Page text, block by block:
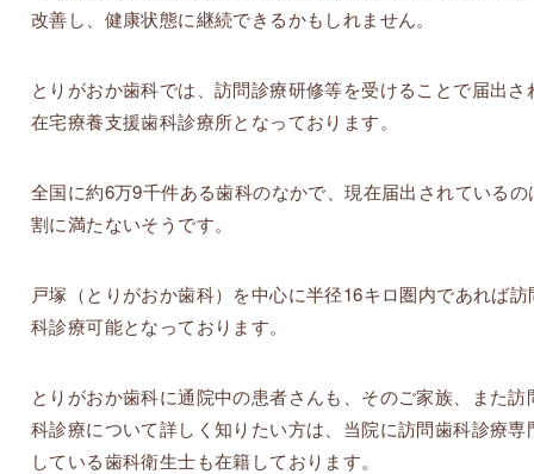
改善し、健康状態に継続できるかもしれません。
とりがおか歯科では、訪問診療研修等を受けることで届出さ
在宅療養支援歯科診療所となっております。
全国に約6万9千件ある歯科のなかで、現在届出されているの
割に満たないそうです。
戸塚（とりがおか歯科）を中心に半径16キロ圏内であれば訪
科診療可能となっております。
とりがおか歯科に通院中の患者さんも、そのご家族、また訪
科診療について詳しく知りたい方は、当院に訪問歯科診療専
している歯科衛生士も在籍しております。